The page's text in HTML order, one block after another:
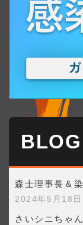
BLOG
森士理事長＆
2024年5月18日
さいシニちゃ